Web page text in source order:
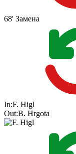
68' Замена
In:F. Higl
Out:B. Hrgota